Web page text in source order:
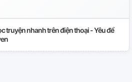
truyện nhanh trên điện thoại - Yêu để